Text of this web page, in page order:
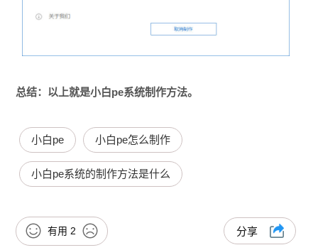
总结：以上就是小白pe系统制作方法。
小白pe 小白pe怎么制作
小白pe系统的制作方法是什么
有用 2 分享